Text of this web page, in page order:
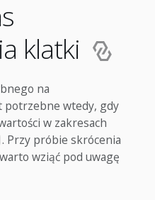
klatki
na
wtedy, gdy
w zakresach
. Przy próbie skrócenia
wziąć pod uwagę